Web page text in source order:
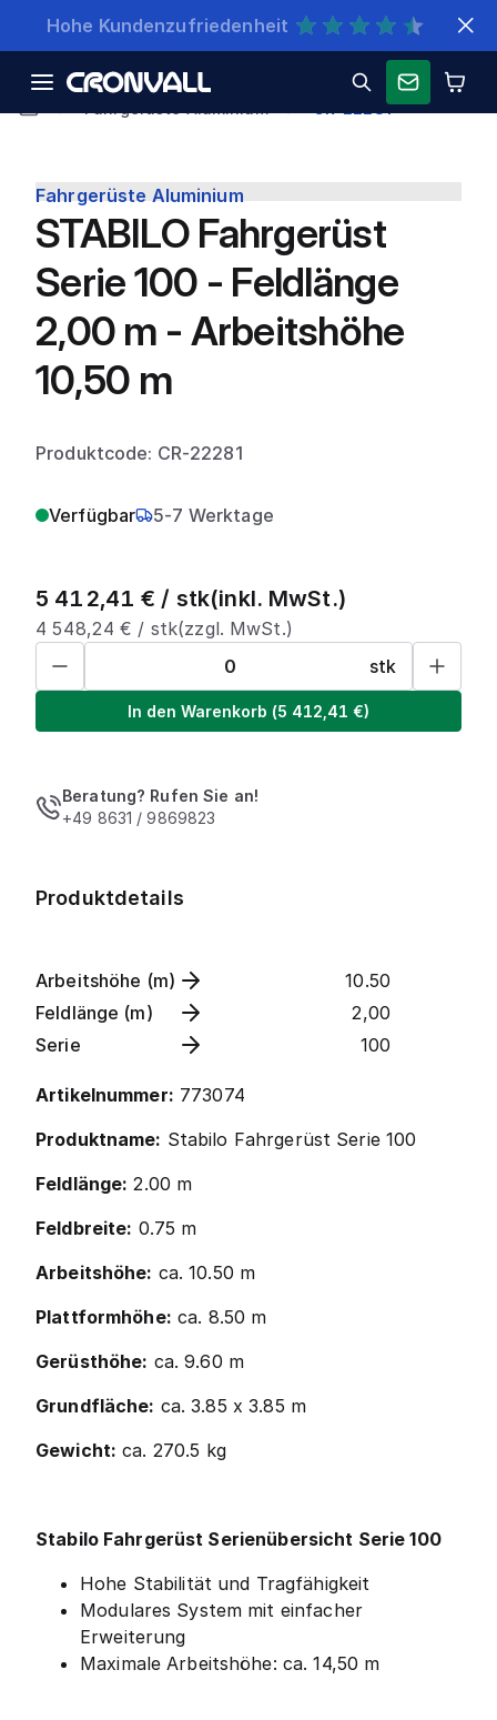
Schnelle Lieferung
CR-22281
Fahrgerüste Aluminium
STABILO Fahrgerüst
Serie 100 - Feldlänge
2,00 m - Arbeitshöhe
10,50 m
Produktcode: CR-22281
Verfügbar 5-7 Werktage
5 412,41 € / stk(inkl. MwSt.)
4 548,24 € / stk(zzgl. MwSt.)
stk
In den Warenkorb (5 412,41 €)
Beratung? Rufen Sie an!
+49 8631 / 9869823
Produktdetails
Arbeitshöhe (m)
10.50
Feldlänge (m)
2,00
Serie
100
Artikelnummer: 773074
Produktname: Stabilo Fahrgerüst Serie 100
Feldlänge: 2.00 m
Feldbreite: 0.75 m
Arbeitshöhe: ca. 10.50 m
Plattformhöhe: ca. 8.50 m
Gerüsthöhe: ca. 9.60 m
Grundfläche: ca. 3.85 x 3.85 m
Gewicht: ca. 270.5 kg
Stabilo Fahrgerüst Serienübersicht Serie 100
Hohe Stabilität und Tragfähigkeit
Modulares System mit einfacher
Erweiterung
Maximale Arbeitshöhe: ca. 14,50 m